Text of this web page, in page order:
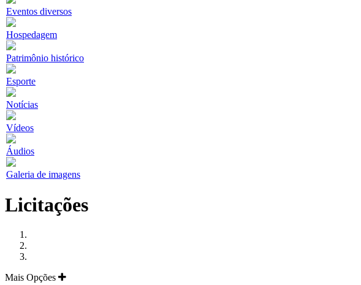
Eventos diversos
Hospedagem
Patrimônio histórico
Esporte
Notícias
Vídeos
Áudios
Galeria de imagens
Licitações
Mais Opções